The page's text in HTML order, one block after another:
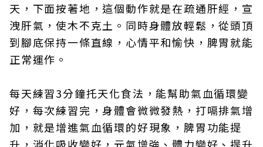
天，下面按著地，這個動作就是在疏通肝經，宣
洩肝氣，使木不克土。同時身體放輕鬆，從頭頂
到腳底保持一條直線，心情平和愉快，脾胃就能
正常運作。
每天練習3分鐘托天化食法，能幫助氣血循環變
好，每次練習完，身體會微微發熱，打嗝排氣增
加，就是增進氣血循環的好現象，脾胃功能提